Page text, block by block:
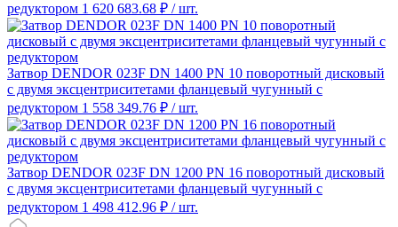
редуктором 1 620 683.68 ₽ / шт.
Затвор DENDOR 023F DN 1400 PN 10 поворотный дисковый
c двумя эксцентриситетами фланцевый чугунный с
редуктором 1 558 349.76 ₽ / шт.
Затвор DENDOR 023F DN 1200 PN 16 поворотный дисковый
c двумя эксцентриситетами фланцевый чугунный с
редуктором 1 498 412.96 ₽ / шт.